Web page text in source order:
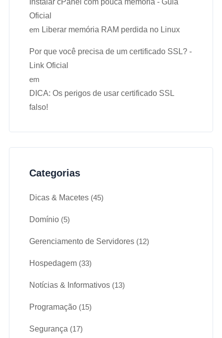
Instalar cPanel com pouca memória - Guia
Oficial
em Liberar memória RAM perdida no Linux
Por que você precisa de um certificado SSL? -
Link Oficial
em
DICA: Os perigos de usar certificado SSL
falso!
Categorias
Dicas & Macetes (45)
Domínio (5)
Gerenciamento de Servidores (12)
Hospedagem (33)
Notícias & Informativos (13)
Programação (15)
Segurança (17)